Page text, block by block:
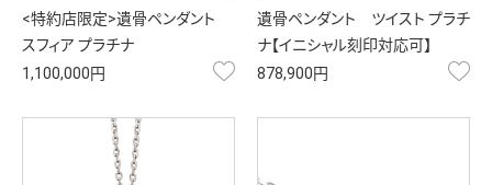
<特約店限定>遺骨ペンダント
スフィア プラチナ
1,100,000円
お気に入り
遺骨ペンダント ツイスト プラチ
ナ【イニシャル刻印対応可】
878,900円